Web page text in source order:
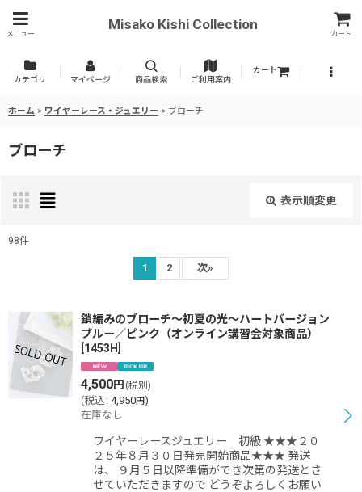
メニュー
Misako Kishi Collection
カート
カテゴリ マイページ 商品検索 ご利用案内
カート
ホーム > ワイヤーレース・ジュエリー > ブローチ
ブローチ
表示順変更
並び順
98件
1 2 次»
鎖編みのブローチ〜初夏の光〜ハートバージョン
ブルー／ピンク（オンライン講習会対象商品）
1453H
4,500円 (税別)
(税込 : 4,950円)
在庫なし
ワイヤーレースジュエリー 初級 ★★★２０
２５年８月３０日発売開始商品★★★ 発送
は、 ９月５日以降準備ができ次第の発送とさ
せていただきますので どうぞよろしくお願い